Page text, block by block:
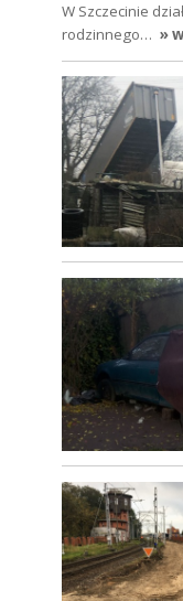
W Szczecinie
rodzinnego… »